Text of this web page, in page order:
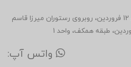
میدان انقلاب، ابتدای خیابان 12 فروردین، روبروی رستوران میرزا قاسم
طبقه همکف، واحد 1
واتس آپ: